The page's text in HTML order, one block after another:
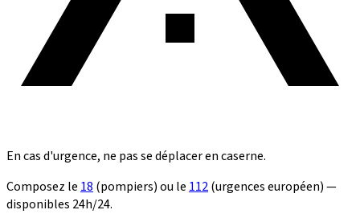
En cas d'urgence, ne pas se déplacer en caserne.
Composez le 18 (pompiers) ou le 112(urgences européen) —
disponibles 24h/24.